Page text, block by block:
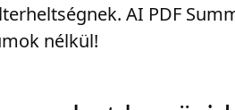
AI PDF
nélkül!